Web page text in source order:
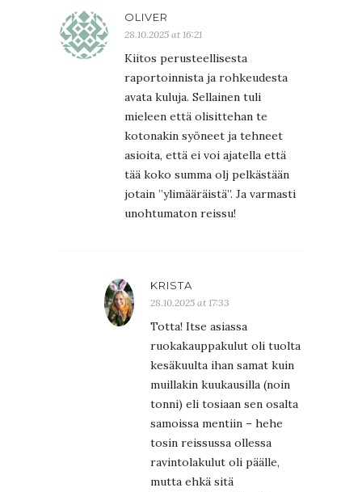
OLIVER
28.10.2025 at 16:21
Kiitos perusteellisesta
raportoinnista ja rohkeudesta
avata kuluja. Sellainen tuli
mieleen että olisittehan te
kotonakin syöneet ja tehneet
asioita, että ei voi ajatella että
tää koko summa olj pelkästään
jotain ”ylimääräistä”. Ja varmasti
unohtumaton reissu!
KRISTA
28.10.2025 at 17:33
Totta! Itse asiassa
ruokakauppakulut oli tuolta
kesäkuulta ihan samat kuin
muillakin kuukausilla (noin
tonni) eli tosiaan sen osalta
samoissa mentiin – hehe
tosin reissussa ollessa
ravintolakulut oli päälle,
mutta ehkä sitä